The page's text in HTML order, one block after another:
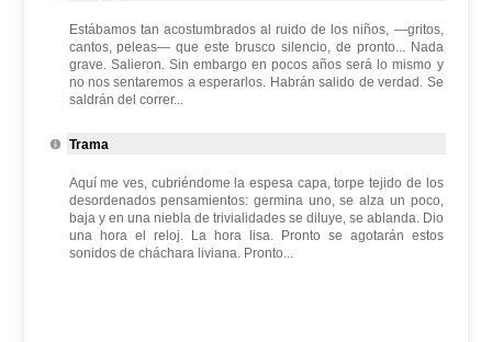
Estábamos tan acostumbrados al ruido de los niños, —gritos,
cantos, peleas— que este brusco silencio, de pronto... Nada
grave. Salieron. Sin embargo en pocos años será lo mismo y
no nos sentaremos a esperarlos. Habrán salido de verdad. Se
saldrán del correr...
Trama
Aquí me ves, cubriéndome la espesa capa, torpe tejido de los
desordenados pensamientos: germina uno, se alza un poco,
baja y en una niebla de trivialidades se diluye, se ablanda. Dio
una hora el reloj. La hora lisa. Pronto se agotarán estos
sonidos de cháchara liviana. Pronto...